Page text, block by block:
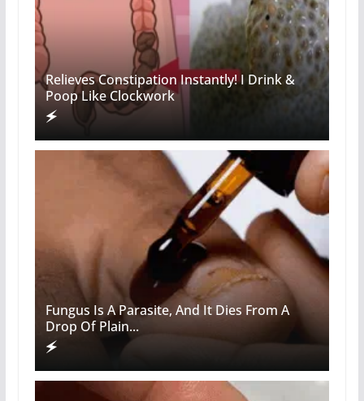
Relieves Constipation Instantly! I Drink &
Poop Like Clockwork
Fungus Is A Parasite, And It Dies From A
Drop Of Plain...